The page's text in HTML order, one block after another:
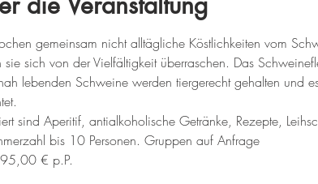
gemeinsam nicht alltägliche Köstlichkeiten vom
sie sich von der Vielfältigkeit überraschen. Das
lebenden Schweine werden tiergerecht gehalten und
sind Aperitif, antialkoholische Getränke, Rezepte,
bis 10 Personen. Gruppen auf Anfrage
95,00 € p.P.